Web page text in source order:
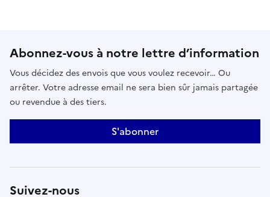
Abonnez-vous à notre lettre d’information
Vous décidez des envois que vous voulez recevoir… Ou
arrêter. Votre adresse email ne sera bien sûr jamais partagée
ou revendue à des tiers.
S'abonner
Suivez-nous